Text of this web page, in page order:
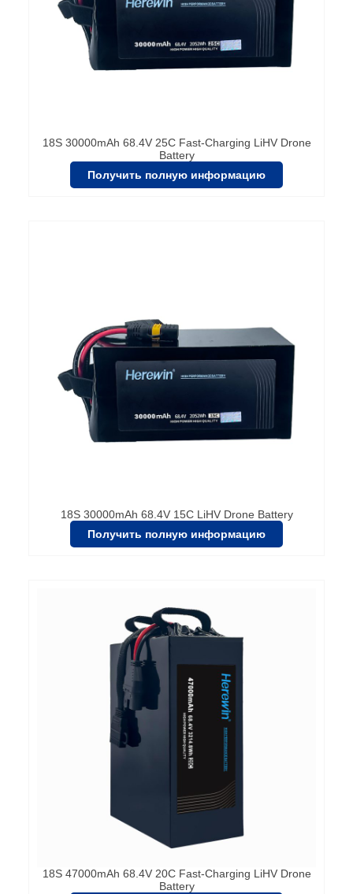
18S 30000mAh 68.4V 25C Fast-Charging LiHV Drone
Battery
Получить полную информацию
18S 30000mAh 68.4V 15C LiHV Drone Battery
Получить полную информацию
18S 47000mAh 68.4V 20C Fast-Charging LiHV Drone
Battery